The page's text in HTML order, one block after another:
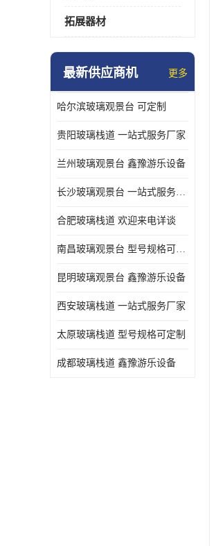
拓展器材
最新供应商机 更多
哈尔滨玻璃观景台 可定制
贵阳玻璃栈道 一站式服务厂家
兰州玻璃观景台 鑫豫游乐设备
长沙玻璃观景台 一站式服务厂家
合肥玻璃栈道 欢迎来电详谈
南昌玻璃观景台 型号规格可定制
昆明玻璃观景台 鑫豫游乐设备
西安玻璃栈道 一站式服务厂家
太原玻璃栈道 型号规格可定制
成都玻璃栈道 鑫豫游乐设备